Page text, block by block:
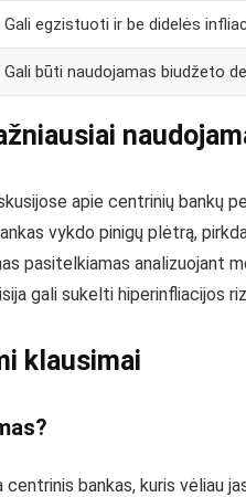
Gali egzistuoti ir be didelės
Gali būti naudojamas biudžeto
apie centrinių
vykdo pinigų plėtrą,
pasitelkiamas analizuojant
gali sukelti hiperinfliacijos
klausimai
centrinis bankas, kuris